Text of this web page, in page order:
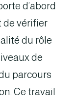
d’abord
de vérifier
du rôle
de
parcours
Ce travail